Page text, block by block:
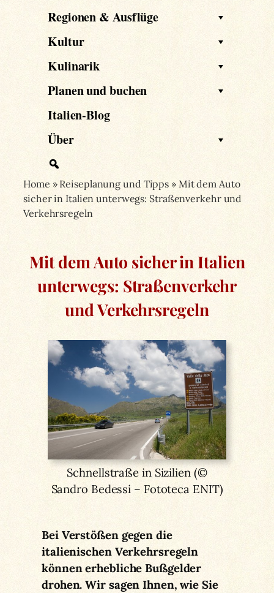
Regionen & Ausflüge
Kultur
Kulinarik
Planen und buchen
Italien-Blog
Über
Home » Reiseplanung und Tipps » Mit dem Auto
sicher in Italien unterwegs: Straßenverkehr und
Verkehrsregeln
Mit dem Auto sicher in Italien
unterwegs: Straßenverkehr
und Verkehrsregeln
Schnellstraße in Sizilien (©
Sandro Bedessi – Fototeca ENIT)
Bei Verstößen gegen die
italienischen Verkehrsregeln
können erhebliche Bußgelder
drohen. Wir sagen Ihnen, wie Sie